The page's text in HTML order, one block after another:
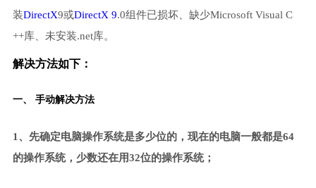
装DirectX9或DirectX 9.0组件已损坏、缺少Microsoft Visual C
++库、未安装.net库。
解决方法如下：
一、 手动解决方法
1、先确定电脑操作系统是多少位的，现在的电脑一般都是64
的操作系统，少数还在用32位的操作系统；